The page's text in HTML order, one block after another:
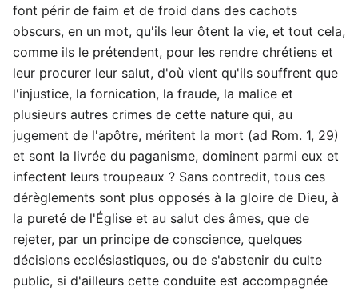
font périr de faim et de froid dans des cachots
obscurs, en un mot, qu'ils leur ôtent la vie, et tout cela,
comme ils le prétendent, pour les rendre chrétiens et
leur procurer leur salut, d'où vient qu'ils souffrent que
l'injustice, la fornication, la fraude, la malice et
plusieurs autres crimes de cette nature qui, au
jugement de l'apôtre, méritent la mort (ad Rom. 1, 29)
et sont la livrée du paganisme, dominent parmi eux et
infectent leurs troupeaux ? Sans contredit, tous ces
dérèglements sont plus opposés à la gloire de Dieu, à
la pureté de l'Église et au salut des âmes, que de
rejeter, par un principe de conscience, quelques
décisions ecclésiastiques, ou de s'abstenir du culte
public, si d'ailleurs cette conduite est accompagnée